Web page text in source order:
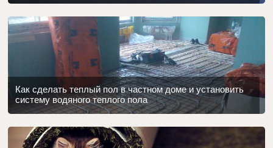
Как сделать теплый пол в частном доме и установить
систему водяного теплого пола